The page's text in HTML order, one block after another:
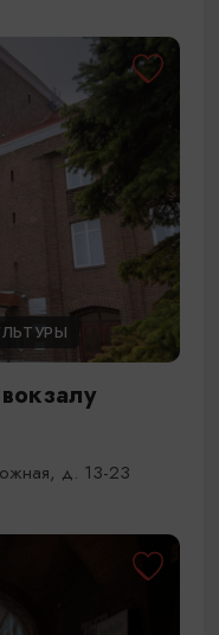
д. 13-23